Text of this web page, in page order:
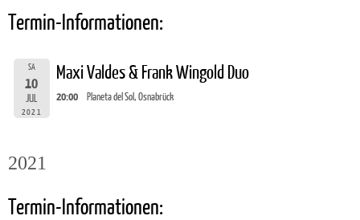
Termin-Informationen:
SA
10
JUL
2021
Maxi Valdes & Frank Wingold Duo
20:00 Planeta del Sol, Osnabrück
2021
Termin-Informationen: